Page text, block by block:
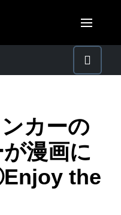
(Français)
(English)
(Deutsch)
(English)
語)
ンカーの
漫画に
the